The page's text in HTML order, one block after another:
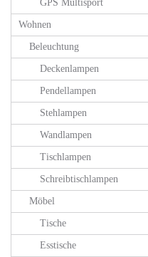
GPS Multisport
Wohnen
Beleuchtung
Deckenlampen
Pendellampen
Stehlampen
Wandlampen
Tischlampen
Schreibtischlampen
Möbel
Tische
Esstische